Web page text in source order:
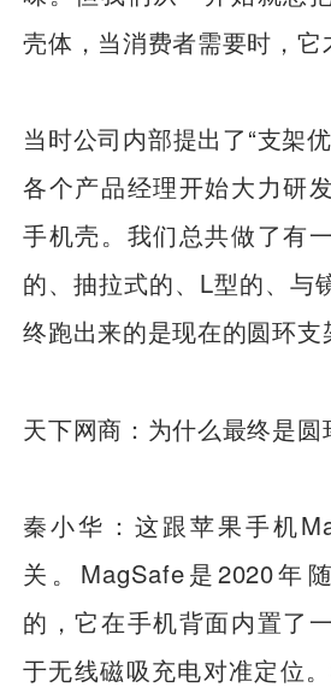
壳体，当消费者需要时，它
当时公司内部提出了“支架
各个产品经理开始大力研
手机壳。我们总共做了有
的、抽拉式的、L型的、
终跑出来的是现在的圆环支
天下网商：为什么最终是圆
秦小华：这跟苹果手机
关。MagSafe是2020年
的，它在手机背面内置了
于无线磁吸充电对准定位。